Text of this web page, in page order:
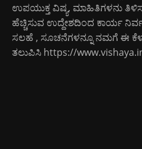
ಉಪಯುಕ್ತ ವಿಷ್ಯ, ಮಾಹಿತಿಗಳನು
ಹೆಚ್ಚಿಸುವ ಉದ್ದೇಶದಿಂದ ಕಾರ್ಯ
ಸಲಹೆ , ಸೂಚನೆಗಳನ್ನೂ ನಮಗೆ ಈ
ತಲುಪಿಸಿ https://